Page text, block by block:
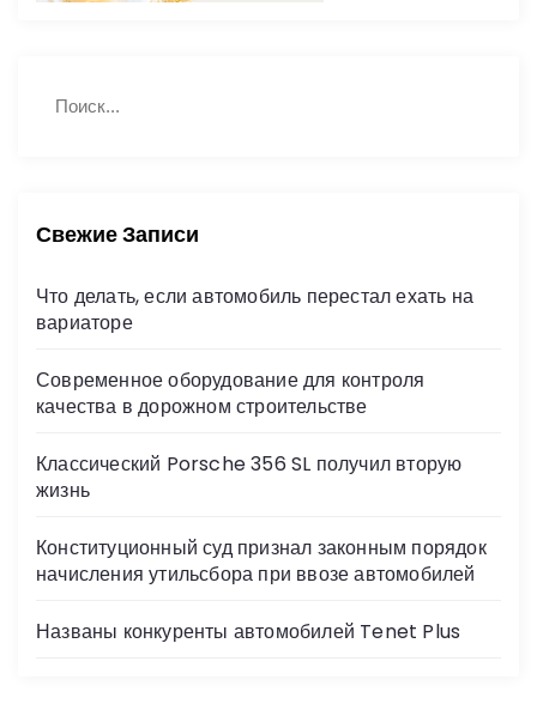
:Свежие Записи
Что делать, если автомобиль перестал ехать на
вариаторе
Современное оборудование для контроля
качества в дорожном строительстве
Классический Porsche 356 SL получил вторую
жизнь
Конституционный суд признал законным порядок
начисления утильсбора при ввозе автомобилей
Названы конкуренты автомобилей Tenet Plus